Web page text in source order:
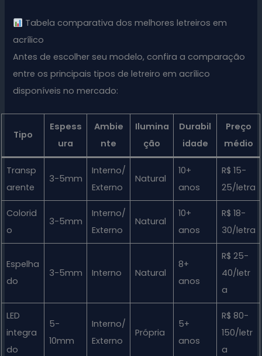
Tabela comparativa dos melhores letreiros em
acrílico
Antes de escolher seu modelo, confira a comparação
entre os principais tipos de letreiro em acrílico
disponíveis no mercado:
Tipo
Espess
ura
Ambie
nte
Ilumina
ção
Durabil
idade
Preço
médio
Transp
arente
3-5mm
Interno/
Externo
Natural
10+
anos
R$ 15-
25/letra
Colorid
o
3-5mm
Interno/
Externo
Natural
10+
anos
R$ 18-
30/letra
Espelha
do
3-5mm Interno Natural
8+
anos
R$ 25-
40/letr
a
LED
integra
do
5-
10mm
Interno/
Externo
Própria
5+
anos
R$ 80-
150/letr
a